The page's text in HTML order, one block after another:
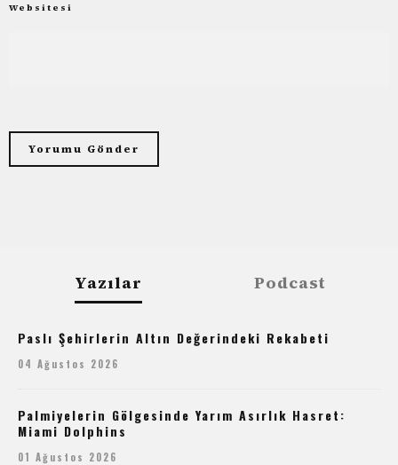
Websitesi
Yazılar Podcast
Paslı Şehirlerin Altın Değerindeki Rekabeti
04 Ağustos 2026
Palmiyelerin Gölgesinde Yarım Asırlık Hasret:
Miami Dolphins
01 Ağustos 2026